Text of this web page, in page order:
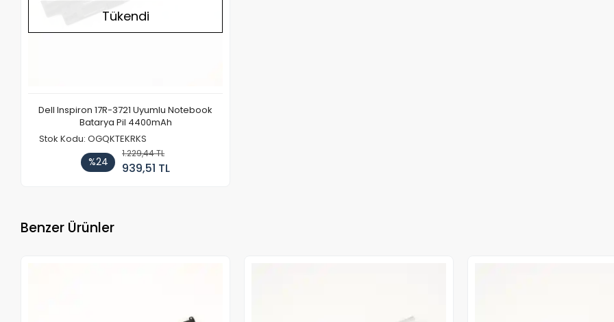
Tükendi
Dell Inspiron 17R-3721 Uyumlu Notebook
Batarya Pil 4400mAh
Stok Kodu: OGQKTEKRKS
%24
1.229,44 TL
939,51 TL
Benzer Ürünler